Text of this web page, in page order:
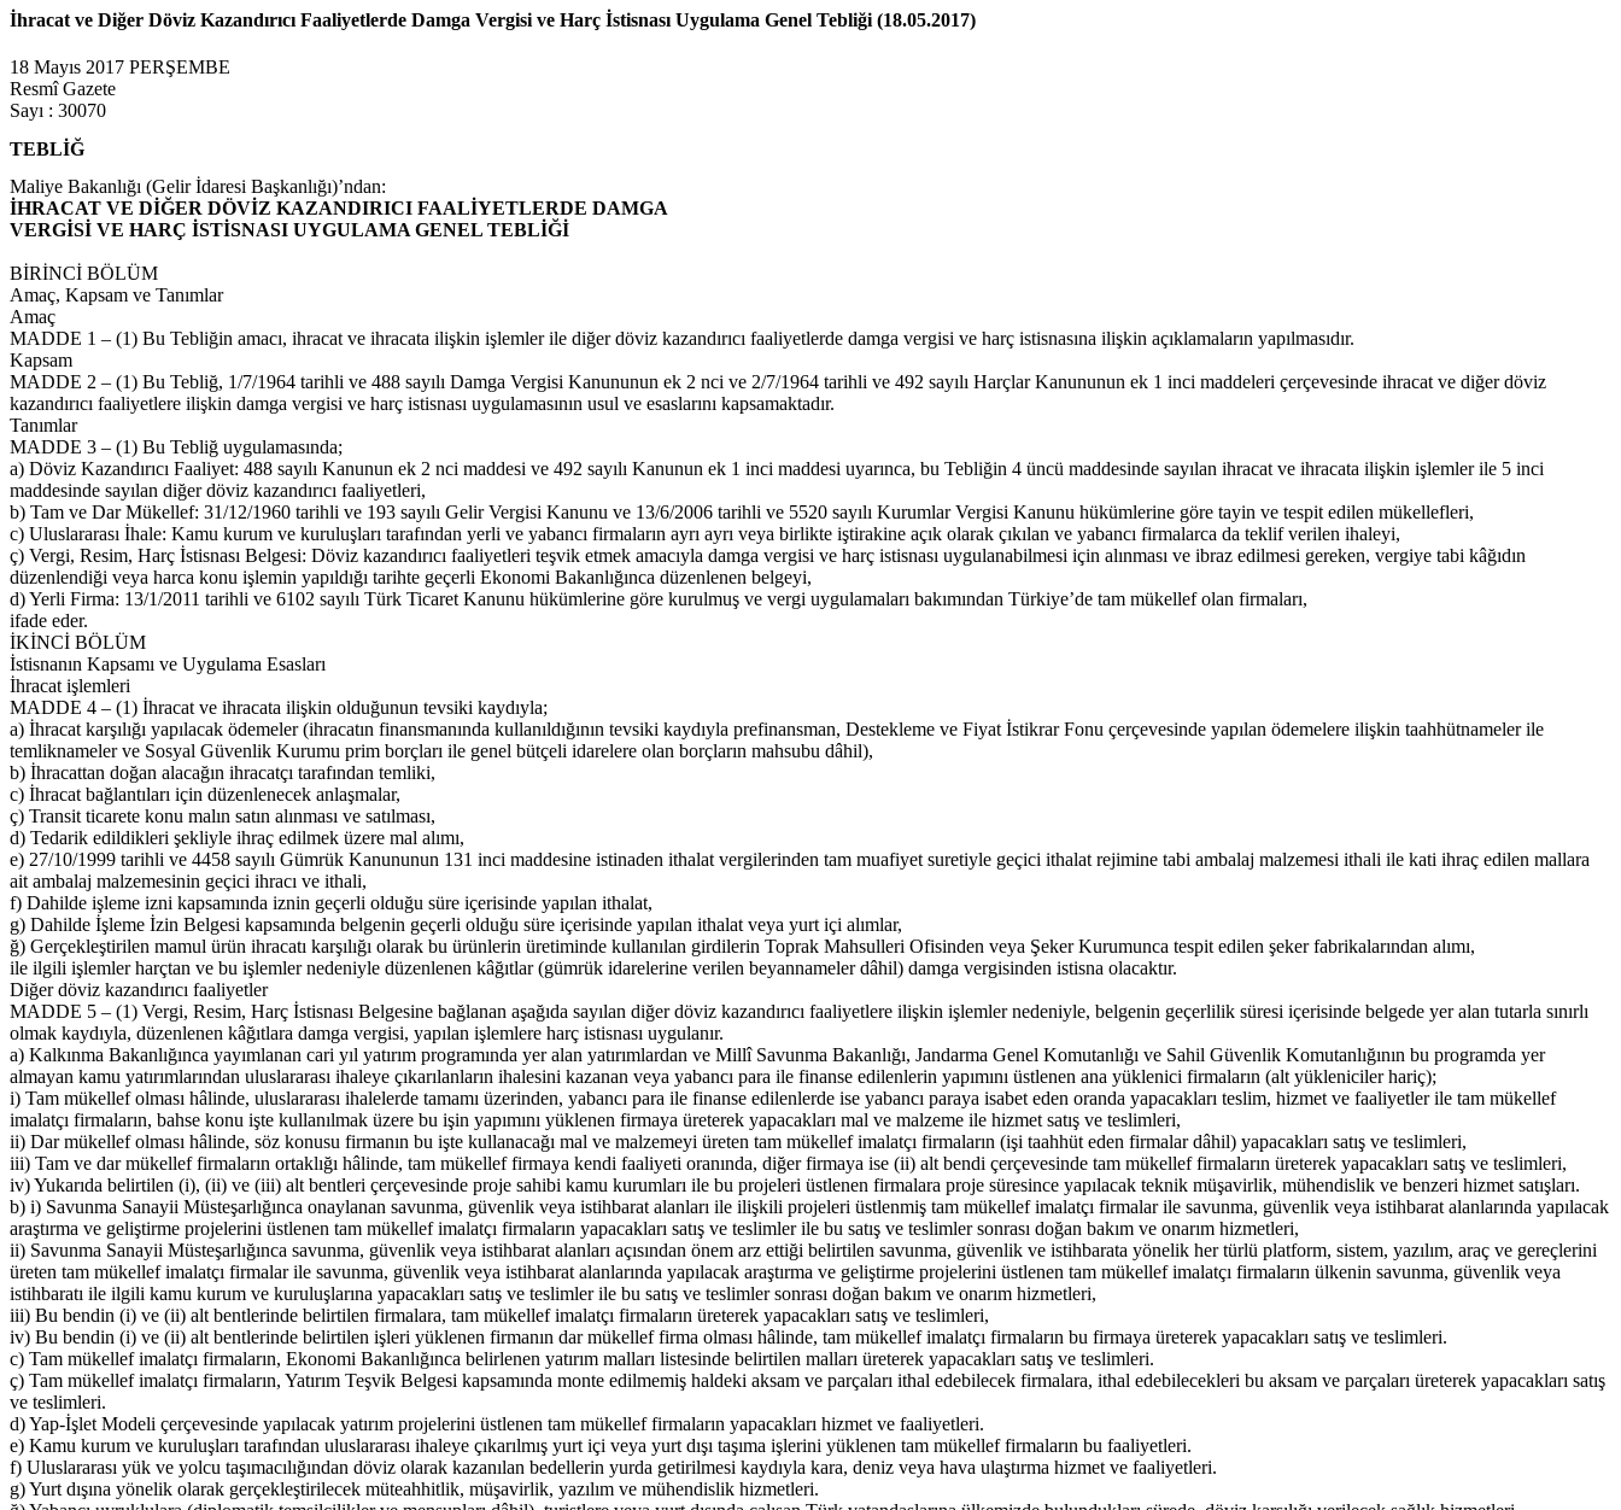
İhracat ve Diğer Döviz Kazandırıcı Faaliyetlerde Damga Vergisi ve Harç İstisnası Uygulama Genel Tebliği (18.05.2017)
18 Mayıs 2017 PERŞEMBE
Resmî Gazete
Sayı : 30070
TEBLİĞ
Maliye Bakanlığı (Gelir İdaresi Başkanlığı)’ndan:
İHRACAT VE DİĞER DÖVİZ KAZANDIRICI FAALİYETLERDE DAMGA
VERGİSİ VE HARÇ İSTİSNASI UYGULAMA GENEL TEBLİĞİ
BİRİNCİ BÖLÜM
Amaç, Kapsam ve Tanımlar
Amaç
MADDE 1 – (1) Bu Tebliğin amacı, ihracat ve ihracata ilişkin işlemler ile diğer döviz kazandırıcı faaliyetlerde damga vergisi ve harç istisnasına ilişkin açıklamaların yapılmasıdır.
Kapsam
MADDE 2 – (1) Bu Tebliğ, 1/7/1964 tarihli ve 488 sayılı Damga Vergisi Kanununun ek 2 nci ve 2/7/1964 tarihli ve 492 sayılı Harçlar Kanununun ek 1 inci maddeleri çerçevesinde ihracat ve diğer döviz
kazandırıcı faaliyetlere ilişkin damga vergisi ve harç istisnası uygulamasının usul ve esaslarını kapsamaktadır.
Tanımlar
MADDE 3 – (1) Bu Tebliğ uygulamasında;
a) Döviz Kazandırıcı Faaliyet: 488 sayılı Kanunun ek 2 nci maddesi ve 492 sayılı Kanunun ek 1 inci maddesi uyarınca, bu Tebliğin 4 üncü maddesinde sayılan ihracat ve ihracata ilişkin işlemler ile 5 inci
maddesinde sayılan diğer döviz kazandırıcı faaliyetleri,
b) Tam ve Dar Mükellef: 31/12/1960 tarihli ve 193 sayılı Gelir Vergisi Kanunu ve 13/6/2006 tarihli ve 5520 sayılı Kurumlar Vergisi Kanunu hükümlerine göre tayin ve tespit edilen mükellefleri,
c) Uluslararası İhale: Kamu kurum ve kuruluşları tarafından yerli ve yabancı firmaların ayrı ayrı veya birlikte iştirakine açık olarak çıkılan ve yabancı firmalarca da teklif verilen ihaleyi,
ç) Vergi, Resim, Harç İstisnası Belgesi: Döviz kazandırıcı faaliyetleri teşvik etmek amacıyla damga vergisi ve harç istisnası uygulanabilmesi için alınması ve ibraz edilmesi gereken, vergiye tabi kâğıdın
düzenlendiği veya harca konu işlemin yapıldığı tarihte geçerli Ekonomi Bakanlığınca düzenlenen belgeyi,
d) Yerli Firma: 13/1/2011 tarihli ve 6102 sayılı Türk Ticaret Kanunu hükümlerine göre kurulmuş ve vergi uygulamaları bakımından Türkiye’de tam mükellef olan firmaları,
ifade eder.
İKİNCİ BÖLÜM
İstisnanın Kapsamı ve Uygulama Esasları
İhracat işlemleri
MADDE 4 – (1) İhracat ve ihracata ilişkin olduğunun tevsiki kaydıyla;
a) İhracat karşılığı yapılacak ödemeler (ihracatın finansmanında kullanıldığının tevsiki kaydıyla prefinansman, Destekleme ve Fiyat İstikrar Fonu çerçevesinde yapılan ödemelere ilişkin taahhütnameler ile
temliknameler ve Sosyal Güvenlik Kurumu prim borçları ile genel bütçeli idarelere olan borçların mahsubu dâhil),
b) İhracattan doğan alacağın ihracatçı tarafından temliki,
c) İhracat bağlantıları için düzenlenecek anlaşmalar,
ç) Transit ticarete konu malın satın alınması ve satılması,
d) Tedarik edildikleri şekliyle ihraç edilmek üzere mal alımı,
e) 27/10/1999 tarihli ve 4458 sayılı Gümrük Kanununun 131 inci maddesine istinaden ithalat vergilerinden tam muafiyet suretiyle geçici ithalat rejimine tabi ambalaj malzemesi ithali ile kati ihraç edilen mallara
ait ambalaj malzemesinin geçici ihracı ve ithali,
f) Dahilde işleme izni kapsamında iznin geçerli olduğu süre içerisinde yapılan ithalat,
g) Dahilde İşleme İzin Belgesi kapsamında belgenin geçerli olduğu süre içerisinde yapılan ithalat veya yurt içi alımlar,
ğ) Gerçekleştirilen mamul ürün ihracatı karşılığı olarak bu ürünlerin üretiminde kullanılan girdilerin Toprak Mahsulleri Ofisinden veya Şeker Kurumunca tespit edilen şeker fabrikalarından alımı,
ile ilgili işlemler harçtan ve bu işlemler nedeniyle düzenlenen kâğıtlar (gümrük idarelerine verilen beyannameler dâhil) damga vergisinden istisna olacaktır.
Diğer döviz kazandırıcı faaliyetler
MADDE 5 – (1) Vergi, Resim, Harç İstisnası Belgesine bağlanan aşağıda sayılan diğer döviz kazandırıcı faaliyetlere ilişkin işlemler nedeniyle, belgenin geçerlilik süresi içerisinde belgede yer alan tutarla sınırlı
olmak kaydıyla, düzenlenen kâğıtlara damga vergisi, yapılan işlemlere harç istisnası uygulanır.
a) Kalkınma Bakanlığınca yayımlanan cari yıl yatırım programında yer alan yatırımlardan ve Millî Savunma Bakanlığı, Jandarma Genel Komutanlığı ve Sahil Güvenlik Komutanlığının bu programda yer
almayan kamu yatırımlarından uluslararası ihaleye çıkarılanların ihalesini kazanan veya yabancı para ile finanse edilenlerin yapımını üstlenen ana yüklenici firmaların (alt yükleniciler hariç);
i) Tam mükellef olması hâlinde, uluslararası ihalelerde tamamı üzerinden, yabancı para ile finanse edilenlerde ise yabancı paraya isabet eden oranda yapacakları teslim, hizmet ve faaliyetler ile tam mükellef
imalatçı firmaların, bahse konu işte kullanılmak üzere bu işin yapımını yüklenen firmaya üreterek yapacakları mal ve malzeme ile hizmet satış ve teslimleri,
ii) Dar mükellef olması hâlinde, söz konusu firmanın bu işte kullanacağı mal ve malzemeyi üreten tam mükellef imalatçı firmaların (işi taahhüt eden firmalar dâhil) yapacakları satış ve teslimleri,
iii) Tam ve dar mükellef firmaların ortaklığı hâlinde, tam mükellef firmaya kendi faaliyeti oranında, diğer firmaya ise (ii) alt bendi çerçevesinde tam mükellef firmaların üreterek yapacakları satış ve teslimleri,
iv) Yukarıda belirtilen (i), (ii) ve (iii) alt bentleri çerçevesinde proje sahibi kamu kurumları ile bu projeleri üstlenen firmalara proje süresince yapılacak teknik müşavirlik, mühendislik ve benzeri hizmet satışları.
b) i) Savunma Sanayii Müsteşarlığınca onaylanan savunma, güvenlik veya istihbarat alanları ile ilişkili projeleri üstlenmiş tam mükellef imalatçı firmalar ile savunma, güvenlik veya istihbarat alanlarında yapılacak
araştırma ve geliştirme projelerini üstlenen tam mükellef imalatçı firmaların yapacakları satış ve teslimler ile bu satış ve teslimler sonrası doğan bakım ve onarım hizmetleri,
ii) Savunma Sanayii Müsteşarlığınca savunma, güvenlik veya istihbarat alanları açısından önem arz ettiği belirtilen savunma, güvenlik ve istihbarata yönelik her türlü platform, sistem, yazılım, araç ve gereçlerini
üreten tam mükellef imalatçı firmalar ile savunma, güvenlik veya istihbarat alanlarında yapılacak araştırma ve geliştirme projelerini üstlenen tam mükellef imalatçı firmaların ülkenin savunma, güvenlik veya
istihbaratı ile ilgili kamu kurum ve kuruluşlarına yapacakları satış ve teslimler ile bu satış ve teslimler sonrası doğan bakım ve onarım hizmetleri,
iii) Bu bendin (i) ve (ii) alt bentlerinde belirtilen firmalara, tam mükellef imalatçı firmaların üreterek yapacakları satış ve teslimleri,
iv) Bu bendin (i) ve (ii) alt bentlerinde belirtilen işleri yüklenen firmanın dar mükellef firma olması hâlinde, tam mükellef imalatçı firmaların bu firmaya üreterek yapacakları satış ve teslimleri.
c) Tam mükellef imalatçı firmaların, Ekonomi Bakanlığınca belirlenen yatırım malları listesinde belirtilen malları üreterek yapacakları satış ve teslimleri.
ç) Tam mükellef imalatçı firmaların, Yatırım Teşvik Belgesi kapsamında monte edilmemiş haldeki aksam ve parçaları ithal edebilecek firmalara, ithal edebilecekleri bu aksam ve parçaları üreterek yapacakları satış
ve teslimleri.
d) Yap-İşlet Modeli çerçevesinde yapılacak yatırım projelerini üstlenen tam mükellef firmaların yapacakları hizmet ve faaliyetleri.
e) Kamu kurum ve kuruluşları tarafından uluslararası ihaleye çıkarılmış yurt içi veya yurt dışı taşıma işlerini yüklenen tam mükellef firmaların bu faaliyetleri.
f) Uluslararası yük ve yolcu taşımacılığından döviz olarak kazanılan bedellerin yurda getirilmesi kaydıyla kara, deniz veya hava ulaştırma hizmet ve faaliyetleri.
g) Yurt dışına yönelik olarak gerçekleştirilecek müteahhitlik, müşavirlik, yazılım ve mühendislik hizmetleri.